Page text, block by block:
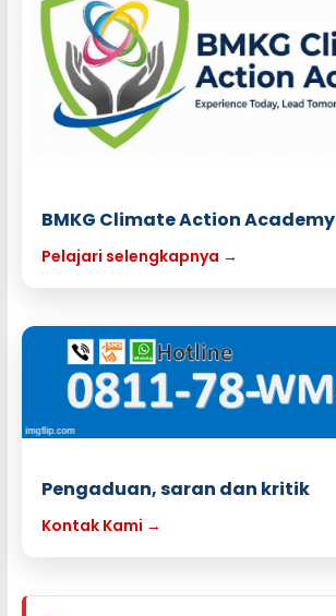
BMKG Climate Action Academy
Pelajari selengkapnya →
Pengaduan, saran dan kritik
Kontak Kami →